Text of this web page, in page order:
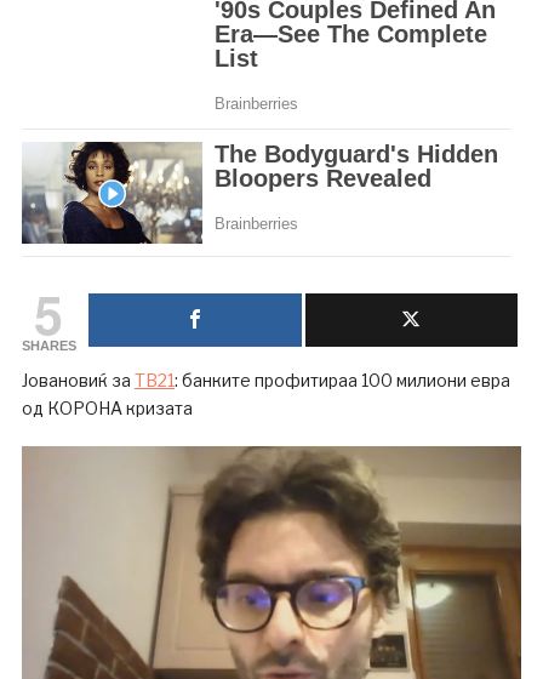
5
SHARES
Јовановиќ за ТВ21: банките профитираа 100 милиони евра
од КОРОНА кризата